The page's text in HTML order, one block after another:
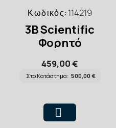
Κωδικός: 114219
3B Scientific
Φορητό
Arm Trainer
459,00 €
Στο Κατάστημα: 500,00 €